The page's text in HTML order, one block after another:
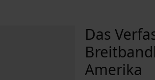
Das
Amerika